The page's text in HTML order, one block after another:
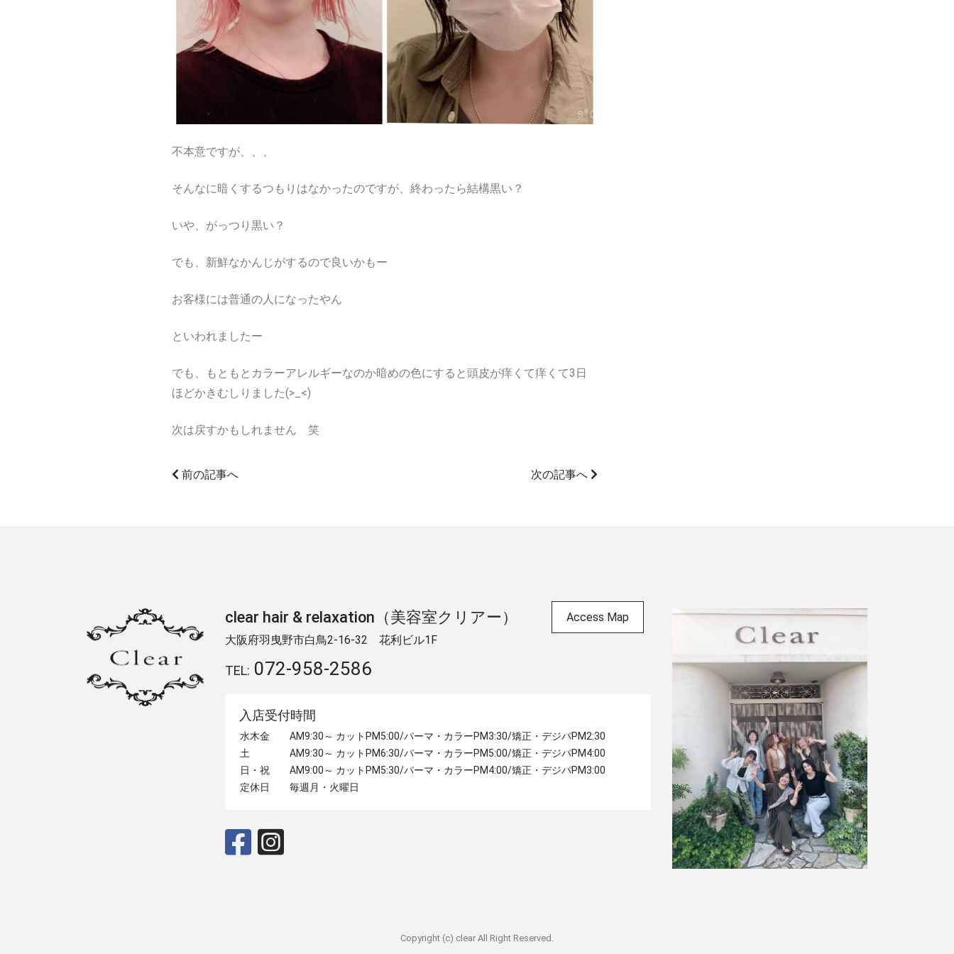
不本意ですが、、、
そんなに暗くするつもりはなかったのですが、終わったら結構黒い？
いや、がっつり黒い？
でも、新鮮なかんじがするので良いかもー
お客様には普通の人になったやん
といわれましたー
でも、もともとカラーアレルギーなのか暗めの色にすると頭皮が痒くて痒くて3日
ほどかきむしりました(>_<)
次は戻すかもしれません 笑
前の記事へ 次の記事へ
clear hair & relaxation（美容室クリアー）
大阪府羽曳野市白鳥2-16-32 ​花利ビル1F
TEL: 072-958-2586
Access Map
入店受付時間
水木金
AM9:30～ カットPM5:00/パーマ・カラーPM3:30/矯正・デジパPM2:30
土
AM9:30～ カットPM6:30/パーマ・カラーPM5:00/矯正・デジパPM4:00
日・祝
AM9:00～ カットPM5:30/パーマ・カラーPM4:00/矯正・デジパPM3:00
定休日
毎週月・火曜日
Copyright (c) clear All Right Reserved.